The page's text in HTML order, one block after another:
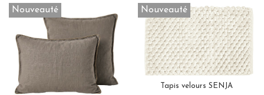
Nouveauté Nouveauté
Tapis velours SENJA